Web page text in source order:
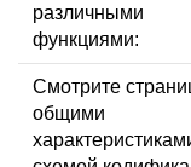
различными
функциями:
Смотрите
общими